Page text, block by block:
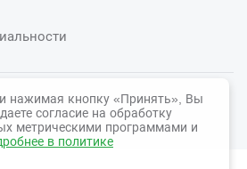
СтудСфера
и нажимая кнопку «Принять», Вы
согласие на обработку
метрическими программами и
в политике